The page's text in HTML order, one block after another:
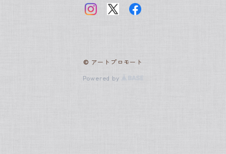
ジョン・エヴァレット・ミレー
ジャン・オノレ・フラゴナール
ジョン・エヴァレット・ミレー
© アートプロモート
Powered by